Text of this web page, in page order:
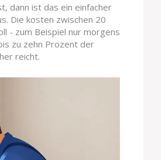
dann ist das ein einfacher
Die kosten zwischen 20
- zum Beispiel nur morgens
zu zehn Prozent der
reicht.